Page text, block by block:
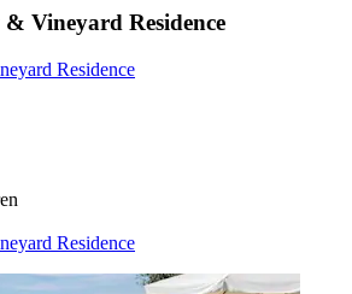
Vineyard Residence
Residence
Residence